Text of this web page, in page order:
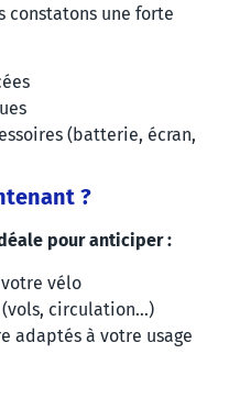
constatons une forte
(batterie, écran,
?
pour anticiper :
vélo
(vols, circulation…)
adaptés à votre usage